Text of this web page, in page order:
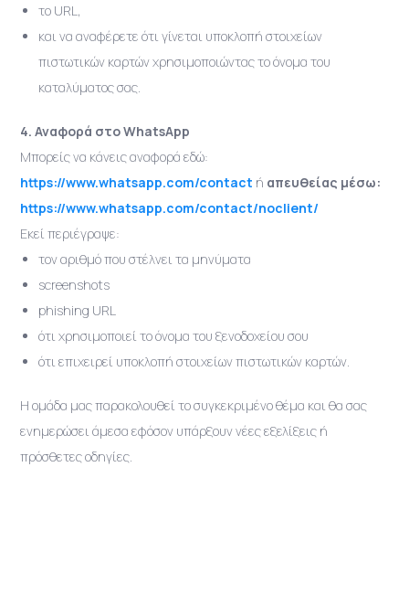
το URL,
και να αναφέρετε ότι γίνεται υποκλοπή στοιχείων
πιστωτικών καρτών χρησιμοποιώντας το όνομα του
καταλύματος σας.
4. Αναφορά στο WhatsApp
Μπορείς να κάνεις αναφορά εδώ:
https://www.whatsapp.com/contact ή απευθείας μέσω:
https://www.whatsapp.com/contact/noclient/
Εκεί περιέγραψε:
τον αριθμό που στέλνει τα μηνύματα
screenshots
phishing URL
ότι χρησιμοποιεί το όνομα του ξενοδοχείου σου
ότι επιχειρεί υποκλοπή στοιχείων πιστωτικών καρτών.
Η ομάδα μας παρακολουθεί το συγκεκριμένο θέμα και θα σας
ενημερώσει άμεσα εφόσον υπάρξουν νέες εξελίξεις ή
πρόσθετες οδηγίες.